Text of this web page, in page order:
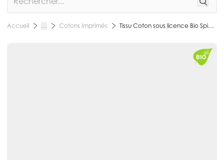
Accueil … Cotons Imprimés Tissu Coton sous licence Bio Spiderman sur fond Blanc - Par 10 cm